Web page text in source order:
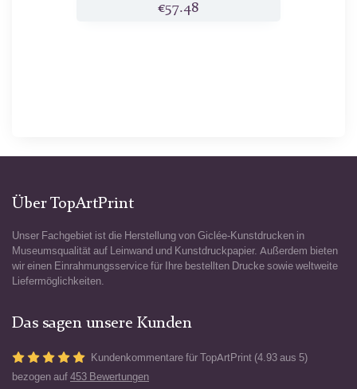
€57.48
Über TopArtPrint
Unser Fachgebiet ist die Herstellung von Giclée-Kunstdrucken in
Museumsqualität auf Leinwand und Kunstdruckpapier. Außerdem bieten
wir einen Einrahmungsservice für Ihre bestellten Drucke sowie weltweite
Liefermöglichkeiten.
Das sagen unsere Kunden
Kundenkommentare für TopArtPrint (4.93 aus 5)
bezogen auf 453 Bewertungen